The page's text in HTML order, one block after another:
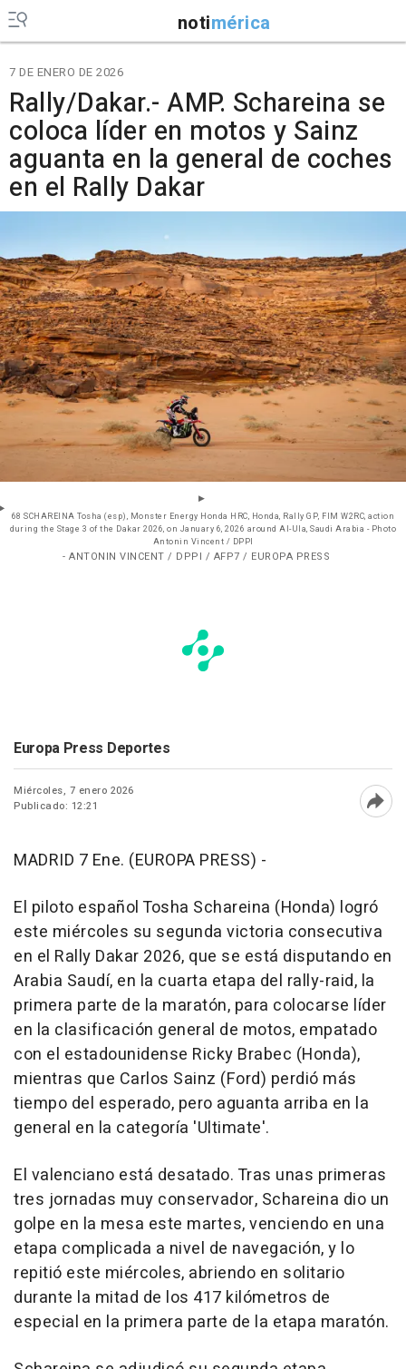
notimérica
7 DE ENERO DE 2026
Rally/Dakar.- AMP. Schareina se
coloca líder en motos y Sainz
aguanta en la general de coches
en el Rally Dakar
68 SCHAREINA Tosha (esp), Monster Energy Honda HRC, Honda, Rally GP, FIM W2RC, action
during the Stage 3 of the Dakar 2026, on January 6, 2026 around Al-Ula, Saudi Arabia - Photo
Antonin Vincent / DPPI
- ANTONIN VINCENT / DPPI / AFP7 / EUROPA PRESS
Europa Press Deportes
Miércoles, 7 enero 2026
Publicado: 12:21
MADRID 7 Ene. (EUROPA PRESS) -
El piloto español Tosha Schareina (Honda) logró
este miércoles su segunda victoria consecutiva
en el Rally Dakar 2026, que se está disputando en
Arabia Saudí, en la cuarta etapa del rally-raid, la
primera parte de la maratón, para colocarse líder
en la clasificación general de motos, empatado
con el estadounidense Ricky Brabec (Honda),
mientras que Carlos Sainz (Ford) perdió más
tiempo del esperado, pero aguanta arriba en la
general en la categoría 'Ultimate'.
El valenciano está desatado. Tras unas primeras
tres jornadas muy conservador, Schareina dio un
golpe en la mesa este martes, venciendo en una
etapa complicada a nivel de navegación, y lo
repitió este miércoles, abriendo en solitario
durante la mitad de los 417 kilómetros de
especial en la primera parte de la etapa maratón.